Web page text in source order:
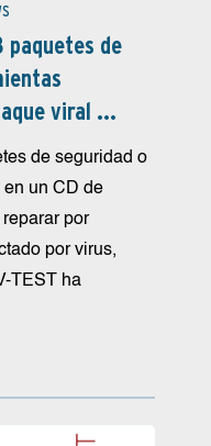
paquetes de
viral ...
de seguridad o
en un CD de
por
por virus,
TEST ha